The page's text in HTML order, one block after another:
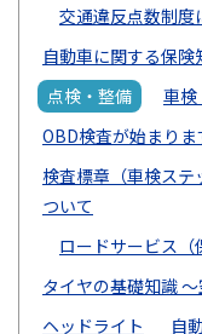
交通違反点数制度
自動車に関する保険
点検・整備
車検
OBD検査が始まりま
検査標章（車検ステ
ついて
ロードサービス（
タイヤの基礎知識
ヘッドライト
自